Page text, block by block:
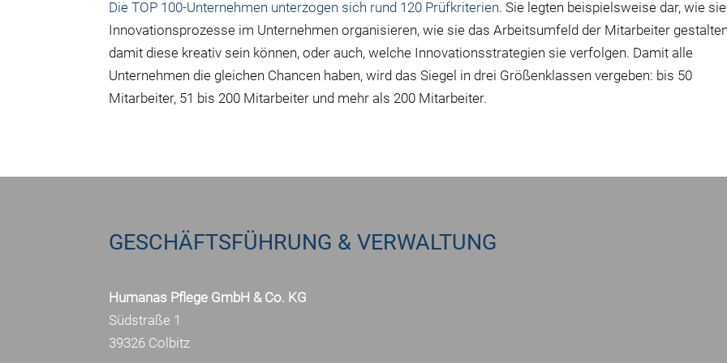
Die TOP 100-Unternehmen unterzogen sich rund 120 Prüfkriterien. Sie legten beispielsweise dar, wie sie
Innovationsprozesse im Unternehmen organisieren, wie sie das Arbeitsumfeld der Mitarbeiter
damit diese kreativ sein können, oder auch, welche Innovationsstrategien sie verfolgen. Damit alle
Unternehmen die gleichen Chancen haben, wird das Siegel in drei Größenklassen vergeben: bis 50
Mitarbeiter, 51 bis 200 Mitarbeiter und mehr als 200 Mitarbeiter.
GESCHÄFTSFÜHRUNG & VERWALTUNG
Humanas Pflege GmbH & Co. KG
Südstraße 1
39326 Colbitz